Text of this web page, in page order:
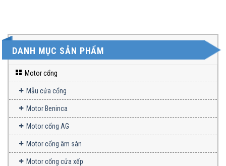
DANH MỤC SẢN PHẨM
Motor cổng
Mẫu cửa cổng
Motor Beninca
Motor cổng AG
Motor cổng âm sàn
Motor cổng cửa xếp